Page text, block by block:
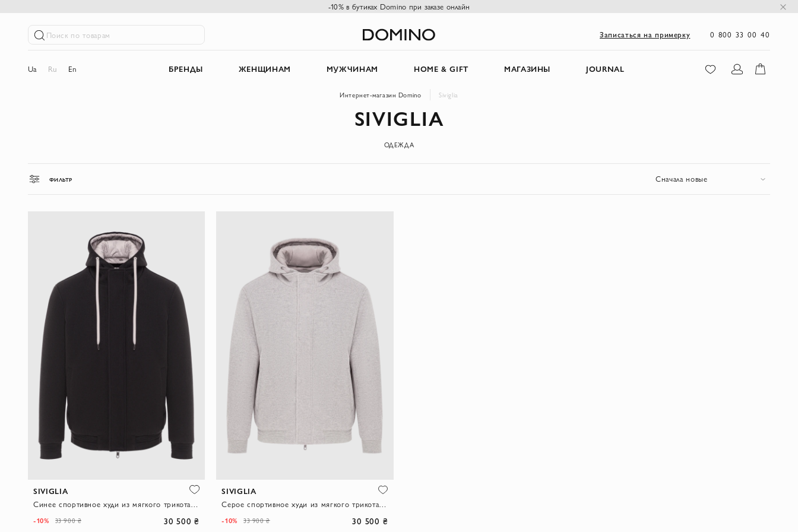
-10% в бутиках Domino при заказе онлайн
Поиск по товарам Записаться на примерку 0 800 33 00 40
Ua Ru En БРЕНДЫ ЖЕНЩИНАМ МУЖЧИНАМ HOME & GIFT МАГАЗИНЫ JOURNAL
Интернет-магазин Domino Siviglia
SIVIGLIA
ОДЕЖДА
ФИЛЬТР Сначала новые
SIVIGLIA
-10% 33 900 ₴ 30 500 ₴
SIVIGLIA
-10% 33 900 ₴ 30 500 ₴